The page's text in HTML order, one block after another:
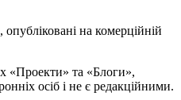
, опубліковані на комерційній
«Проекти» та «Блоги»,
осіб і не є редакційними.